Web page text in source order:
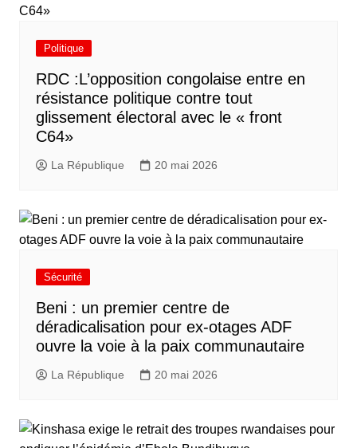
Politique
RDC :L’opposition congolaise entre en
résistance politique contre tout
glissement électoral avec le « front
C64»
La République 20 mai 2026
Sécurité
Beni : un premier centre de
déradicalisation pour ex-otages ADF
ouvre la voie à la paix communautaire
La République 20 mai 2026